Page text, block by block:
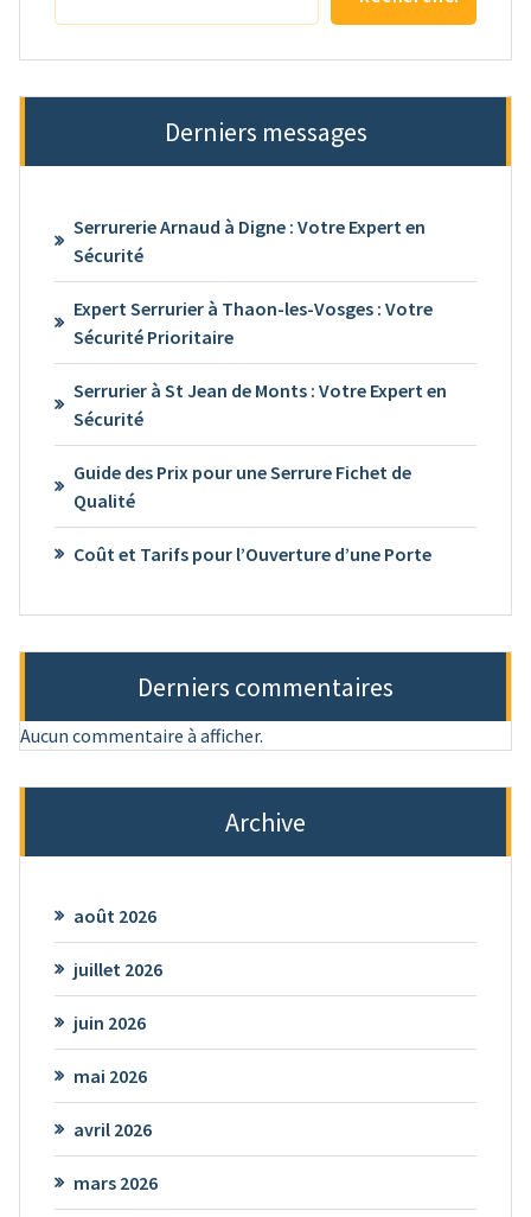
Derniers messages
Serrurerie Arnaud à Digne : Votre Expert en
Sécurité
Expert Serrurier à Thaon-les-Vosges : Votre
Sécurité Prioritaire
Serrurier à St Jean de Monts : Votre Expert en
Sécurité
Guide des Prix pour une Serrure Fichet de
Qualité
Coût et Tarifs pour l’Ouverture d’une Porte
Derniers commentaires
Aucun commentaire à afficher.
Archive
août 2026
juillet 2026
juin 2026
mai 2026
avril 2026
mars 2026